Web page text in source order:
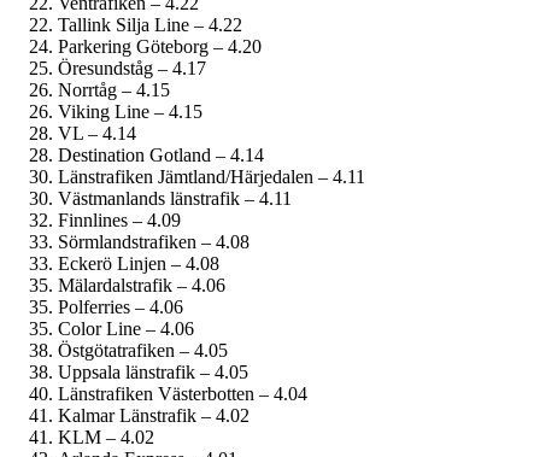
Tallink Silja Line – 4.22
Parkering Göteborg – 4.20
Öresundståg – 4.17
Norrtåg – 4.15
Viking Line – 4.15
VL – 4.14
Destination Gotland – 4.14
Länstrafiken Jämtland/Härjedalen – 4.11
Västmanlands länstrafik – 4.11
Finnlines – 4.09
Sörmlandstrafiken – 4.08
Eckerö Linjen – 4.08
Mälardalstrafik – 4.06
Polferries – 4.06
Color Line – 4.06
Östgötatrafiken – 4.05
Uppsala länstrafik – 4.05
Länstrafiken Västerbotten – 4.04
Kalmar Länstrafik – 4.02
KLM – 4.02